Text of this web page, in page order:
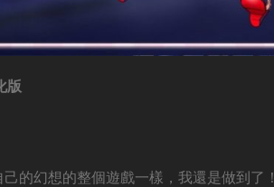
版
的幻想的整個遊戲一樣，我還是做到了！